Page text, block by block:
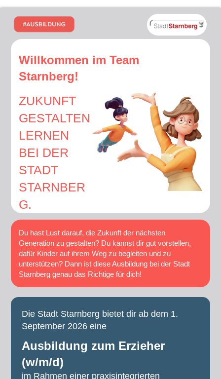
Willkommen im Team
Starnberg!
ZUKUNFT
GESTALTEN
LERNEN
BEI DER
STADT
STARNBER
G.
Du hast Lust darauf, die Zukunft der nächsten
Generation zu gestalten? Du kannst dir gut vorstellen,
dafür Kinder auf ihrem Weg zu begleiten und zu
unterstützen? Dann ist diese Ausbildung bei der Stadt
Starnberg genau das Richtige für dich!
Die Stadt Starnberg bietet dir ab dem 1.
September 2026 eine
Ausbildung zum Erzieher
(w/m/d)
im Rahmen einer praxisintegrierten